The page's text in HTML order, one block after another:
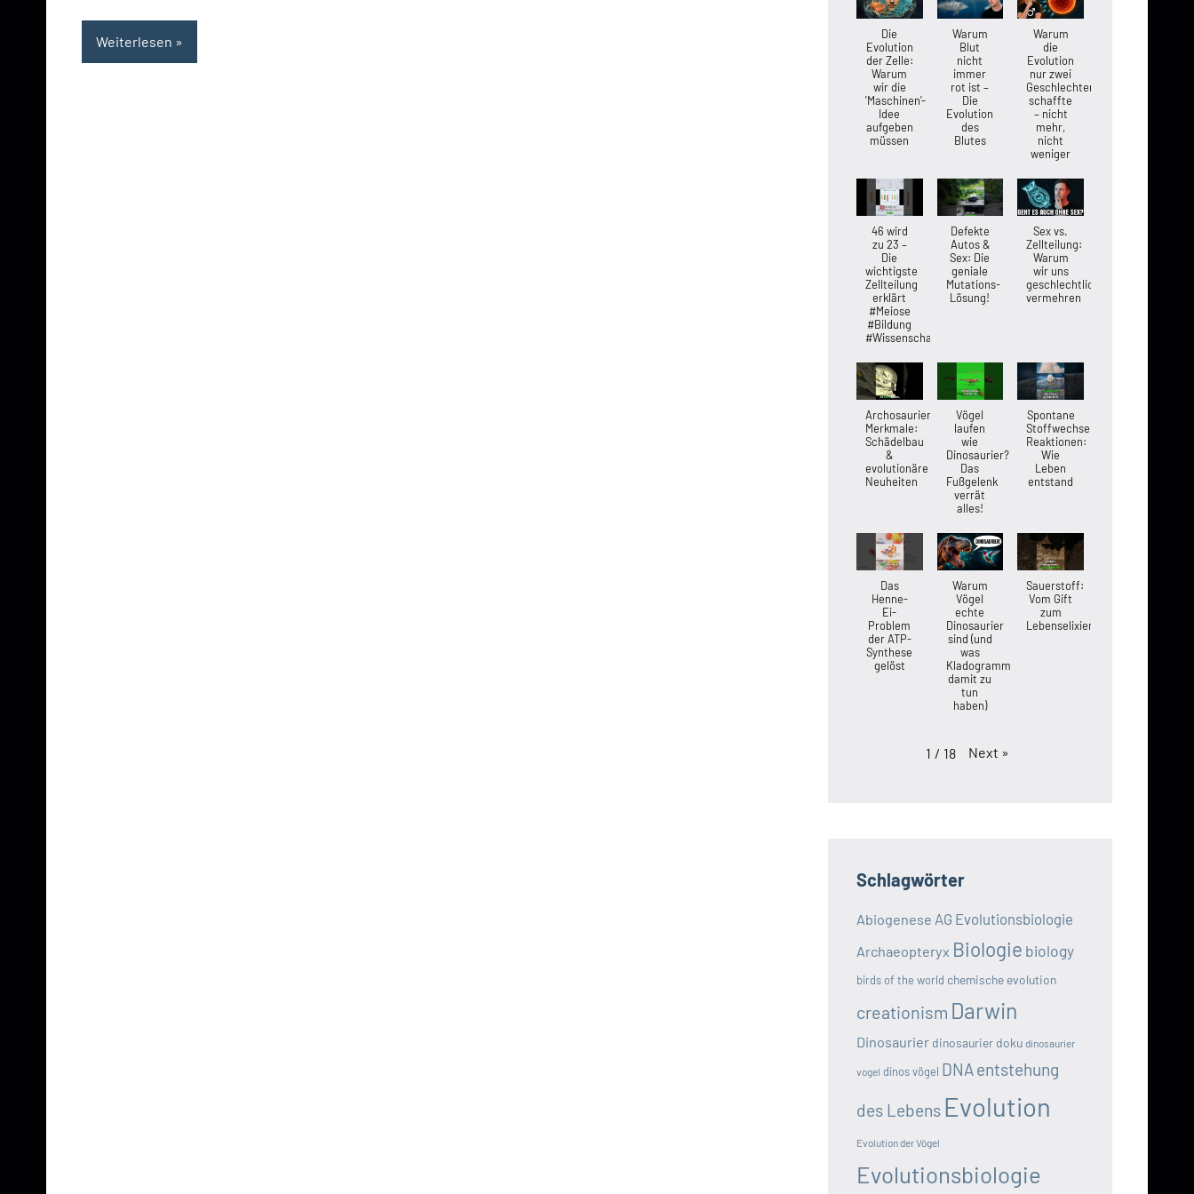
Weiterlesen
Die
Evolution
der Zelle:
Warum
wir die
'Maschinen'-
Idee
aufgeben
müssen
Warum
Blut
nicht
immer
rot ist –
Die
Evolution
des
Blutes
Warum
die
Evolution
nur zwei
Geschlechter
schaffte
– nicht
mehr,
nicht
weniger
46 wird
zu 23 –
Die
wichtigste
Zellteilung
erklärt
#Meiose
#Bildung
#Wissenschaft
Defekte
Autos &
Sex: Die
geniale
Mutations-
Lösung!
Sex vs.
Zellteilung:
Warum
wir uns
geschlechtlich
vermehren
Archosaurier-
Merkmale:
Schädelbau
&
evolutionäre
Neuheiten
Vögel
laufen
wie
Dinosaurier?
Das
Fußgelenk
verrät
alles!
Spontane
Stoffwechsel-
Reaktionen:
Wie
Leben
entstand
Das
Henne-
Ei-
Problem
der ATP-
Synthese
gelöst
Warum
Vögel
echte
Dinosaurier
sind (und
was
Kladogramme
damit zu
tun
haben)
Sauerstoff:
Vom Gift
zum
Lebenselixier
1 / 18 Next »
Schlagwörter
Abiogenese AG Evolutionsbiologie
Archaeopteryx Biologie biology
birds of the world chemische evolution
creationism Darwin
Dinosaurier dinosaurier doku dinosaurier
vogel dinos vögel DNAentstehung
des Lebens Evolution
Evolution der Vögel
Evolutionsbiologie